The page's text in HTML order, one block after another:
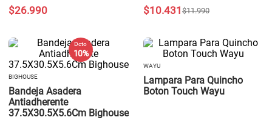
$26.990 $11.990
$10.431
Dcto
10 %
BIGHOUSE
Bandeja Asadera
Antiadherente
37.5X30.5X5.6Cm Bighouse
WAYU
Lampara Para Quincho
Boton Touch Wayu